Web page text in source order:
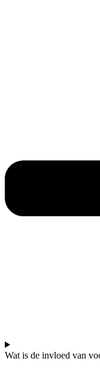
Wat is de invloed van